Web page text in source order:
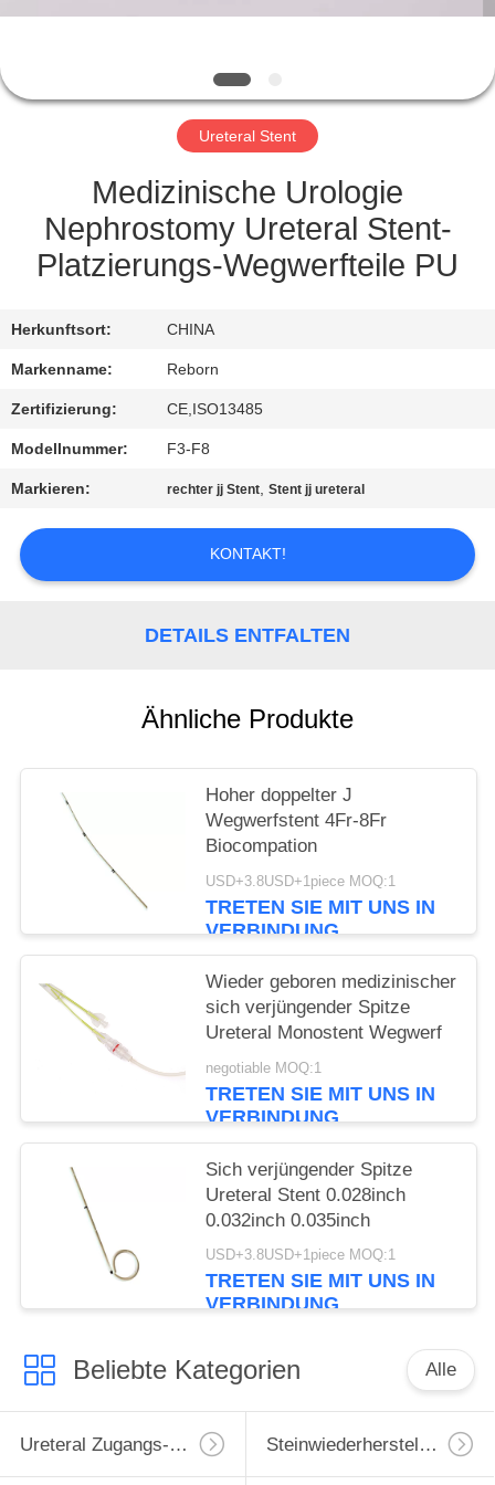
SIE
MIT
VERBINDUNG
SIE
EIN
ZITAT
PRIVACY
POLICY
Ureteral Stent
Medizinische Urologie
Nephrostomy Ureteral Stent-
Platzierungs-Wegwerfteile PU
Herkunftsort: CHINA
Markenname: Reborn
Zertifizierung: CE,ISO13485
Modellnummer: F3-F8
Markieren: rechter jj Stent,Stent jj ureteral
KONTAKT!
DETAILS ENTFALTEN
Ähnliche Produkte
Hoher doppelter J
Wegwerfstent 4Fr-8Fr
Biocompation
USD+3.8USD+1piece MOQ:1
TRETEN SIE MIT UNS IN
VERBINDUNG
Wieder geboren medizinischer
sich verjüngender Spitze
Ureteral Monostent Wegwerf
negotiable MOQ:1
TRETEN SIE MIT UNS IN
VERBINDUNG
Sich verjüngender Spitze
Ureteral Stent 0.028inch
0.032inch 0.035inch
USD+3.8USD+1piece MOQ:1
TRETEN SIE MIT UNS IN
VERBINDUNG
Beliebte Kategorien Alle
Ureteral Zugangs-Hülle Steinwiederherstellungs-Korb